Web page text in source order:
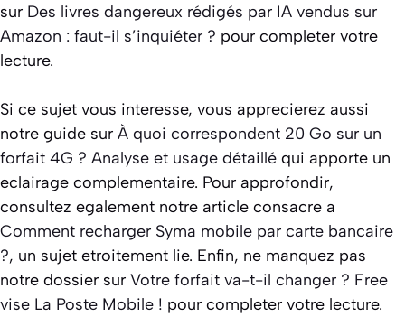
sur Des livres dangereux rédigés par IA vendus sur
Amazon : faut-il s’inquiéter ? pour completer votre
lecture.
Si ce sujet vous interesse, vous apprecierez aussi
notre guide sur À quoi correspondent 20 Go sur un
forfait 4G ? Analyse et usage détaillé qui apporte un
eclairage complementaire. Pour approfondir,
consultez egalement notre article consacre a
Comment recharger Syma mobile par carte bancaire
?, un sujet etroitement lie. Enfin, ne manquez pas
notre dossier sur Votre forfait va-t-il changer ? Free
vise La Poste Mobile ! pour completer votre lecture.